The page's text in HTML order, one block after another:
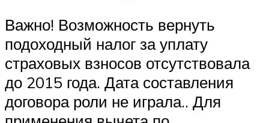
Важно! Возможность вернуть
подоходный налог за уплату
страховых взносов отсутствовала
до 2015 года. Дата составления
договора роли не играла.. Для